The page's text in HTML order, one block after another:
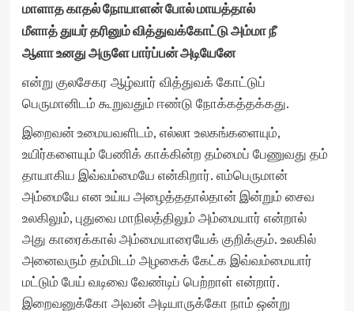
மாளாத காதல் நோயாளன் போல் மாயத்தால்
மீளாத் துயர் தரினும் வித்துவக்கோட்டு அம்மா நீ
ஆளா உனது அருளே பார்ப்பன் அடியேனே
என்று குலசேகர ஆழ்வார் வித்துவக் கோட்டுப்
பெருமானிடம் கூறுவதும் ஈண்டு நோக்கத்தக்கது.
இறைவன் உமையவளிடம், எல்லா உலகங்களையும்,
உயிர்களையும் பேணிக் காக்கின்ற தம்மைப் பேணுவது தம்
தாயாகிய இவ்வம்மையே என்கிறார். எம்பெருமான்
அம்மையே என உய்ய அழைத்ததால்தான் இன்றும் சைவ
உலகிலும், புதுவை மாநிலத்திலும் அம்மையார் என்றால்
அது காரைக்கால் அம்மையாரையேக் குறிக்கும். உலகில்
அனைவரும் தம்மிடம் அழகைக் கேட்க இவ்வம்மையார்
மட்டும் பேய் வடிவை வேண்டிப் பெற்றாள் என்றார்.
இறைவனுக்கோ அவன் அடியாருக்கோ நாம் ஒன்று